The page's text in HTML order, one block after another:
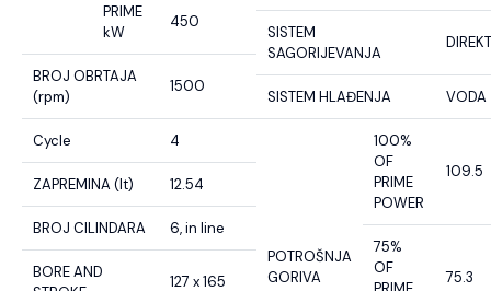
PRIME
kW
450
BROJ OBRTAJA
(rpm)
1500
Cycle 4
ZAPREMINA (lt) 12.54
BROJ CILINDARA 6, in line
BORE AND
127 x 165
SISTEM
SAGORIJEVANJA
SISTEM HLAĐENJA VODA
POTROŠNJA
GORIVA
100%
OF
PRIME
POWER
109.5
75%
OF
75.3